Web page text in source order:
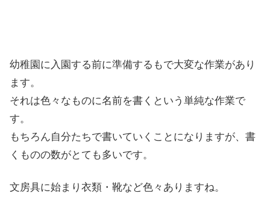
幼稚園に入園する前に準備するもで大変な作業があり
ます。
それは色々なものに名前を書くという単純な作業で
す。
もちろん自分たちで書いていくことになりますが、書
くものの数がとても多いです。
文房具に始まり衣類・靴など色々ありますね。